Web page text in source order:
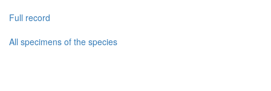
Full record
All specimens of the species